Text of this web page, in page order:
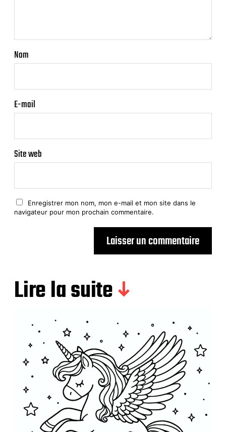
Nom
E-mail
Site web
Enregistrer mon nom, mon e-mail et mon site dans le
navigateur pour mon prochain commentaire.
Lire la suite